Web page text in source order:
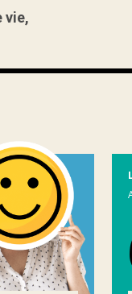
vie,